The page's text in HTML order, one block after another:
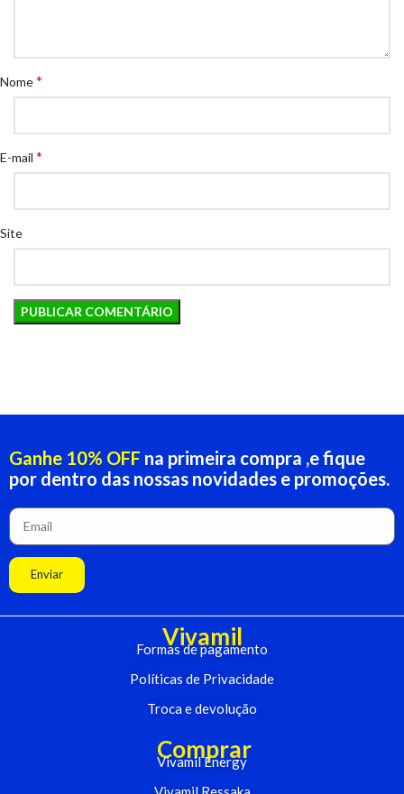
Nome*
E-mail *
Site
Ganhe 10% OFF na primeira compra ,e fique
por dentro das nossas novidades e promoções.
Enviar
Vivamil
Formas de pagamento
Políticas de Privacidade
Troca e devolução
Comprar
Vivamil Energy